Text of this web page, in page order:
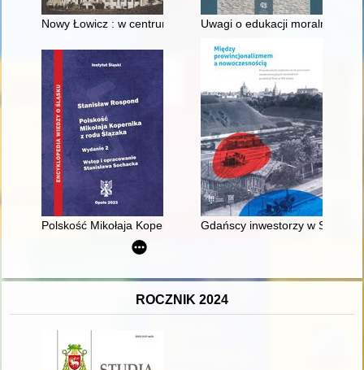
Nowy Łowicz : w centrum poligonu drawskiego od
Uwagi o edukacji moralnej
Polskość Mikołaja Kopernika z rodu Ślązaka
Gdańscy inwestorzy w
ROCZNIK 2024